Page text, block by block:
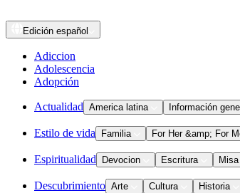
Edición español
Adiccion
Adolescencia
Adopción
Actualidad America latina Información
Estilo de vida Familia For Her &amp; For
Espiritualidad Devocion Escritura
Descubrimiento Arte Cultura Historia